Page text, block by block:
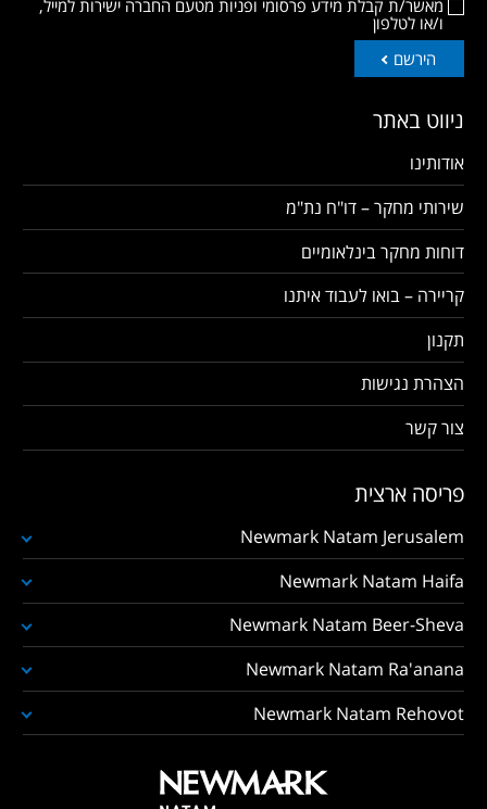
מאשר/ת קבלת מידע פרסומי ופניות מטעם החברה ישירות למייל,
ו/או לטלפון
הירשם
ניווט באתר
אודותינו
שירותי מחקר – דו"ח נת"מ
דוחות מחקר בינלאומיים
קריירה – בואו לעבוד איתנו
תקנון
הצהרת נגישות
צור קשר
פריסה ארצית
Newmark Natam Jerusalem
Newmark Natam Haifa
Newmark Natam Beer-Sheva
Newmark Natam Ra'anana
Newmark Natam Rehovot